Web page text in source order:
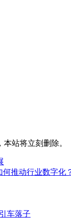
站将立刻删除。
推动行业数字化